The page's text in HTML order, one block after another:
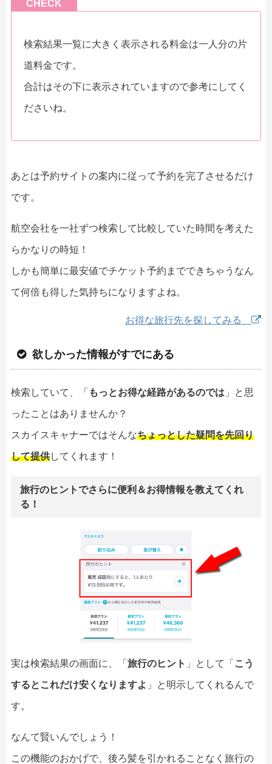
CHECK
検索結果一覧に大きく表示される料金は一人分の片
道料金です。
合計はその下に表示されていますので参考にしてく
ださいね。
あとは予約サイトの案内に従って予約を完了させるだけ
です。
航空会社を一社ずつ検索して比較していた時間を考えた
らかなりの時短！
しかも簡単に最安値でチケット予約までできちゃうなん
て何倍も得した気持ちになりますよね。
お得な旅行先を探してみる
欲しかった情報がすでにある
検索していて、「 もっとお得な経路があるのでは 」と思
ったことはありませんか？
スカイスキャナーではそんなちょっとした疑問を先回り
して提供してくれます！
旅行のヒントでさらに便利＆お得情報を教えてくれ
る！
実は検索結果の画面に、「 旅行のヒント 」として「 こう
するとこれだけ安くなりますよ 」と明示してくれるんで
す。
なんて賢いんでしょう！
この機能のおかげで、後ろ髪を引かれることなく旅行の